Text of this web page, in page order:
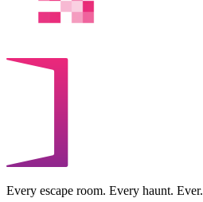
Every escape room. Every haunt. Ever.